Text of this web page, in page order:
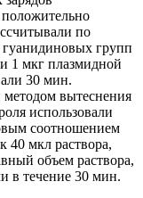
по
групп
1 мкг плазмидной
30 мин.
методом вытеснения
использовали
соотношением
мкл раствора,
объем раствора,
в течение 30 мин.